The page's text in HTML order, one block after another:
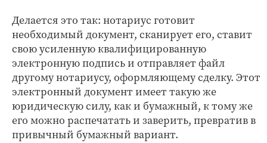
Делается это так: нотариус готовит
необходимый документ, сканирует его, ставит
свою усиленную квалифицированную
электронную подпись и отправляет файл
другому нотариусу, оформляющему сделку. Этот
электронный документ имеет такую же
юридическую силу, как и бумажный, к тому же
его можно распечатать и заверить, превратив в
привычный бумажный вариант.